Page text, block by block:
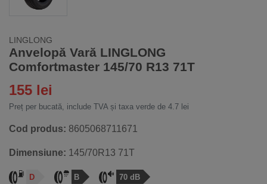
LINGLONG
Anvelopă Vară LINGLONG
Comfortmaster 145/70 R13 71T
155 lei
Preț per bucată, include TVA și taxa verde de 4.7 lei
Cod produs: 8605068711671
Dimensiune: 145/70R13 71T
D B 70 dB